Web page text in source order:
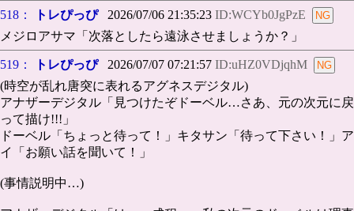
518： トレぴっぴ2026/07/06 21:35:23 ID:WCYb0JgPzE
メジロアサマ「次落としたら遠泳させましょうか？」
519： トレぴっぴ2026/07/07 07:21:57 ID:uHZ0VDjqhM
(時空が乱れ唐突に表れるアグネスデジタル)
アナザーデジタル「見つけたぞドーベル…さあ、元の次元に戻
って描け!!!」
ドーベル「ちょっと待って！」キタサン「待って下さい！」ア
イ「お願い話を聞いて！」
(事情説明中…)